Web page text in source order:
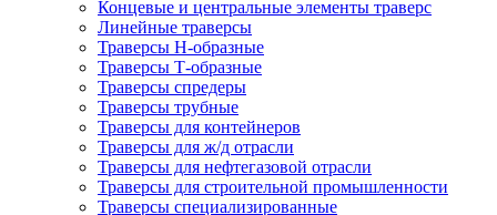
Концевые и центральные элементы траверс
Линейные траверсы
Траверсы Н-образные
Траверсы Т-образные
Траверсы спредеры
Траверсы трубные
Траверсы для контейнеров
Траверсы для ж/д отрасли
Траверсы для нефтегазовой отрасли
Траверсы для строительной промышленности
Траверсы специализированные